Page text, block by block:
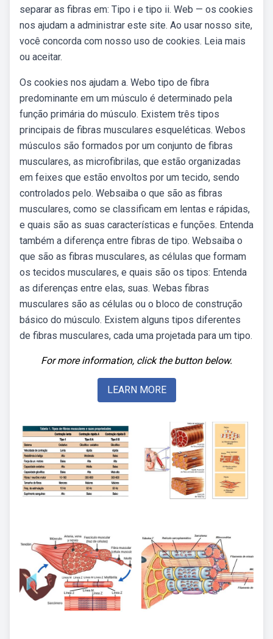
separar as fibras em: Tipo i e tipo ii. Web — os cookies
nos ajudam a administrar este site. Ao usar nosso site,
você concorda com nosso uso de cookies. Leia mais
ou aceitar.
Os cookies nos ajudam a. Webo tipo de fibra
predominante em um músculo é determinado pela
função primária do músculo. Existem três tipos
principais de fibras musculares esqueléticas. Webos
músculos são formados por um conjunto de fibras
musculares, as microfibrilas, que estão organizadas
em feixes que estão envoltos por um tecido, sendo
controlados pelo. Websaiba o que são as fibras
musculares, como se classificam em lentas e rápidas,
e quais são as suas características e funções. Entenda
também a diferença entre fibras de tipo. Websaiba o
que são as fibras musculares, as células que formam
os tecidos musculares, e quais são os tipos: Entenda
as diferenças entre elas, suas. Webas fibras
musculares são as células ou o bloco de construção
básico do músculo. Existem alguns tipos diferentes
de fibras musculares, cada uma projetada para um tipo.
For more information, click the button below.
LEARN MORE